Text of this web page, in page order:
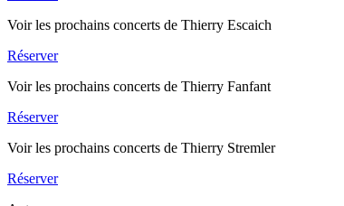
Voir les prochains concerts de Thierry Escaich
Réserver
Voir les prochains concerts de Thierry Fanfant
Réserver
Voir les prochains concerts de Thierry Stremler
Réserver